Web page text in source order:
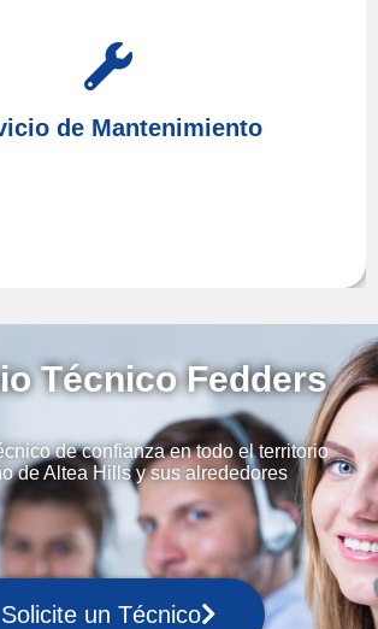
de Mantenimiento
futuras averías realizando el
Mantenimiento
con nuestro
Técnico Fedders
de confianza en todo el territorio
de Altea Hills y sus alrededores
Solicite un Técnico